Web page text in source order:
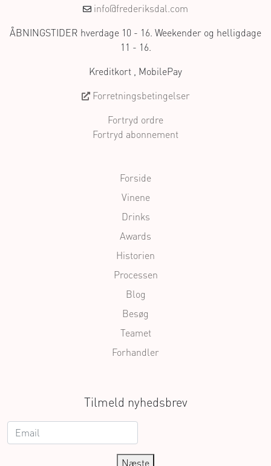
info@frederiksdal.com
ÅBNINGSTIDER hverdage 10 - 16. Weekender og helligdage
11 - 16.
Kreditkort , MobilePay
Forretningsbetingelser
Fortryd ordre
Fortryd abonnement
Forside
Vinene
Drinks
Awards
Historien
Processen
Blog
Besøg
Teamet
Forhandler
Tilmeld nyhedsbrev
Næste